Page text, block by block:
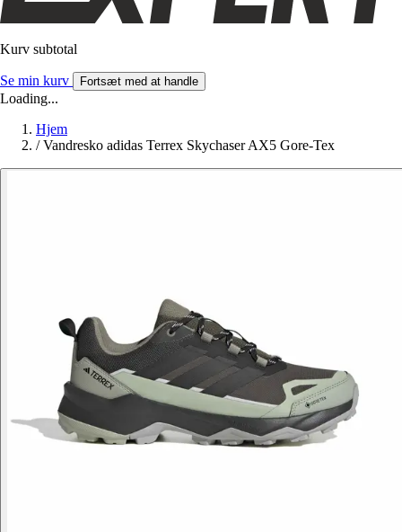
Kurv subtotal
Se min kurv Fortsæt med at handle
Loading...
Hjem
/ Vandresko adidas Terrex Skychaser AX5 Gore-Tex